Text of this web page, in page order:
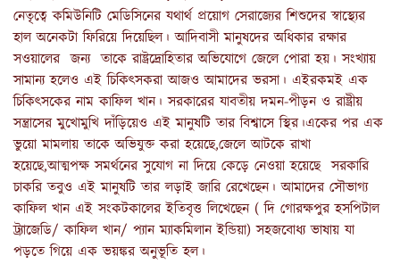
নেতৃত্বে কমিউনিটি মেডিসিনের যথার্থ প্রয়োগ সেরাজ্যের শিশুদের স্বাস্থ্যের
হাল অনেকটা ফিরিয়ে দিয়েছিল। আদিবাসী মানুষদের অধিকার রক্ষার
সওয়ালের জন্য তাকে রাষ্ট্রদ্রোহিতার অভিযোগে জেলে পোরা হয়। সংখ্যায়
সামান্য হলেও এই চিকিৎসকরা আজও আমাদের ভরসা। এইরকমই এক
চিকিৎসকের নাম কাফিল খান। সরকারের যাবতীয় দমন-পীড়ন ও রাষ্ট্রীয়
সন্ত্রাসের মুখোমুখি দাঁড়িয়েও এই মানুষটি তার বিশ্বাসে স্থির।একের পর এক
ভুয়ো মামলায় তাকে অভিযুক্ত করা হয়েছে,জেলে আটকে রাখা
হয়েছে,আত্মপক্ষ সমর্থনের সুযোগ না দিয়ে কেড়ে নেওয়া হয়েছে সরকারি
চাকরি তবুও এই মানুষটি তার লড়াই জারি রেখেছেন। আমাদের সৌভাগ্য
কাফিল খান এই সংকটকালের ইতিবৃত্ত লিখেছেন ( দি গোরক্ষপুর হসপিটাল
ট্র্যাজেডি/ কাফিল খান/ প্যান ম্যাকমিলান ইন্ডিয়া) সহজবোধ্য ভাষায় যা
পড়তে গিয়ে এক ভয়ঙ্কর অনুভূতি হল।